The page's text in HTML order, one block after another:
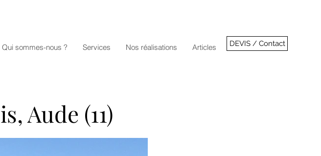
Qui sommes-nous ? Services Nos réalisations Articles DEVIS / Contact
Aude (11)